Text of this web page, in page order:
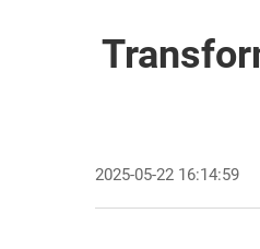
2025-05-22 16:14:59